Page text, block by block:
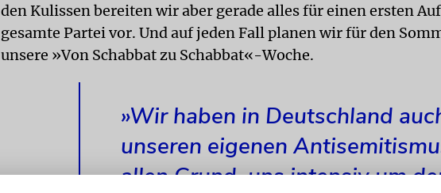
den Kulissen bereiten wir aber gerade alles für einen ersten
gesamte Partei vor. Und auf jeden Fall planen wir für den
unsere »Von Schabbat zu Schabbat«-Woche.
»Wir haben in Deutschland
unseren eigenen
allen Grund, uns intensiv um